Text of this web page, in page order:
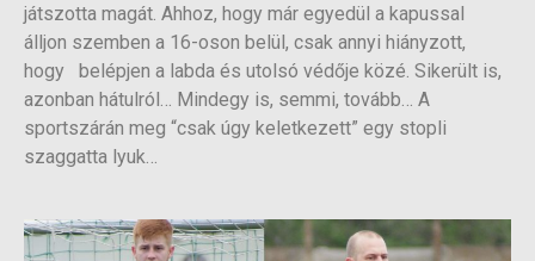
játszotta magát. Ahhoz, hogy már egyedül a kapussal
álljon szemben a 16-oson belül, csak annyi hiányzott,
hogy belépjen a labda és utolsó védője közé. Sikerült is,
azonban hátulról… Mindegy is, semmi, tovább… A
sportszárán meg “csak úgy keletkezett” egy stopli
szaggatta lyuk…